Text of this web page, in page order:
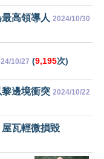
高領導人 2024/10/30
10/27 (9,195次)
邊境衝突 2024/10/22
瓦輕微損毀